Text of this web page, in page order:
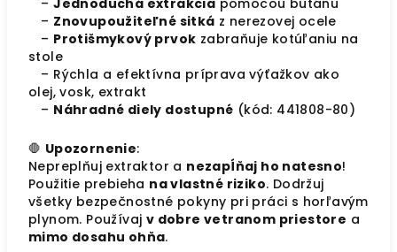
–Jednoduchá extrakcia pomocou butánu
– Znovupoužiteľné sitká z nerezovej ocele
– Protišmykový prvok zabraňuje kotúľaniu na
stole
– Rýchla a efektívna príprava výťažkov ako
olej, vosk, extrakt
– Náhradné diely dostupné (kód: 441808-80)
🛑 Upozornenie:
Nepreplňuj extraktor a nezapĺňaj ho natesno!
Použitie prebieha na vlastné riziko. Dodržuj
všetky bezpečnostné pokyny pri práci s horľavým
plynom. Používaj v dobre vetranom priestore a
mimo dosahu ohňa.